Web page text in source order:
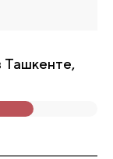
Ташкенте,